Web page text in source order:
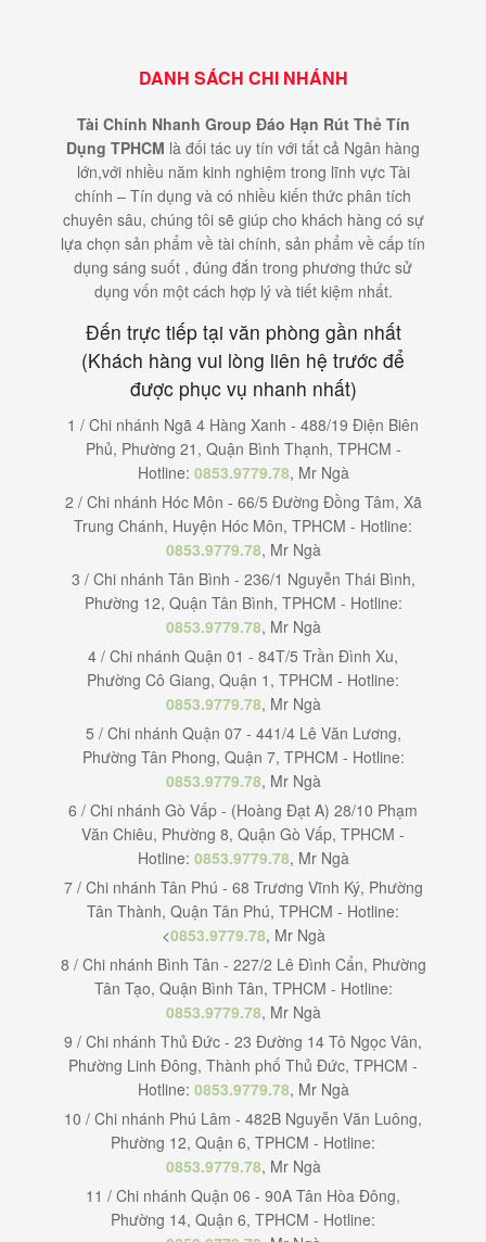
DANH SÁCH CHI NHÁNH
Tài Chính Nhanh Group Đáo Hạn Rút Thẻ Tín
Dụng TPHCM là đối tác uy tín với tất cả Ngân hàng
lớn,với nhiều năm kinh nghiệm trong lĩnh vực Tài
chính – Tín dụng và có nhiều kiến thức phân tích
chuyên sâu, chúng tôi sẽ giúp cho khách hàng có sự
lựa chọn sản phẩm về tài chính, sản phẩm về cấp tín
dụng sáng suốt , đúng đắn trong phương thức sử
dụng vốn một cách hợp lý và tiết kiệm nhất.
Đến trực tiếp tại văn phòng gần nhất
(Khách hàng vui lòng liên hệ trước để
được phục vụ nhanh nhất)
1 / Chi nhánh Ngã 4 Hàng Xanh - 488/19 Điện Biên
Phủ, Phường 21, Quận Bình Thạnh, TPHCM -
Hotline: 0853.9779.78, Mr Ngà
2 / Chi nhánh Hóc Môn - 66/5 Đường Đồng Tâm, Xã
Trung Chánh, Huyện Hóc Môn, TPHCM - Hotline:
0853.9779.78, Mr Ngà
3 / Chi nhánh Tân Bình - 236/1 Nguyễn Thái Bình,
Phường 12, Quận Tân Bình, TPHCM - Hotline:
0853.9779.78, Mr Ngà
4 / Chi nhánh Quận 01 - 84T/5 Trần Đình Xu,
Phường Cô Giang, Quận 1, TPHCM - Hotline:
0853.9779.78, Mr Ngà
5 / Chi nhánh Quận 07 - 441/4 Lê Văn Lương,
Phường Tân Phong, Quận 7, TPHCM - Hotline:
0853.9779.78, Mr Ngà
6 / Chi nhánh Gò Vấp - (Hoàng Đạt A) 28/10 Phạm
Văn Chiêu, Phường 8, Quận Gò Vấp, TPHCM -
Hotline: 0853.9779.78, Mr Ngà
7 / Chi nhánh Tân Phú - 68 Trương Vĩnh Ký, Phường
Tân Thành, Quận Tân Phú, TPHCM - Hotline:
<0853.9779.78, Mr Ngà
8 / Chi nhánh Bình Tân - 227/2 Lê Đình Cẩn, Phường
Tân Tạo, Quận Bình Tân, TPHCM - Hotline:
0853.9779.78, Mr Ngà
9 / Chi nhánh Thủ Đức - 23 Đường 14 Tô Ngọc Vân,
Phường Linh Đông, Thành phố Thủ Đức, TPHCM -
Hotline: 0853.9779.78, Mr Ngà
10 / Chi nhánh Phú Lâm - 482B Nguyễn Văn Luông,
Phường 12, Quận 6, TPHCM - Hotline:
0853.9779.78, Mr Ngà
11 / Chi nhánh Quận 06 - 90A Tân Hòa Đông,
Phường 14, Quận 6, TPHCM - Hotline: